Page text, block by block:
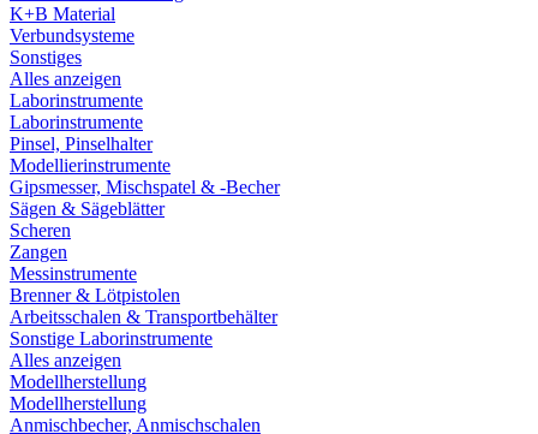
K+B Material
Verbundsysteme
Sonstiges
Alles anzeigen
Laborinstrumente
Laborinstrumente
Pinsel, Pinselhalter
Modellierinstrumente
Gipsmesser, Mischspatel & -Becher
Sägen & Sägeblätter
Scheren
Zangen
Messinstrumente
Brenner & Lötpistolen
Arbeitsschalen & Transportbehälter
Sonstige Laborinstrumente
Alles anzeigen
Modellherstellung
Modellherstellung
Anmischbecher, Anmischschalen